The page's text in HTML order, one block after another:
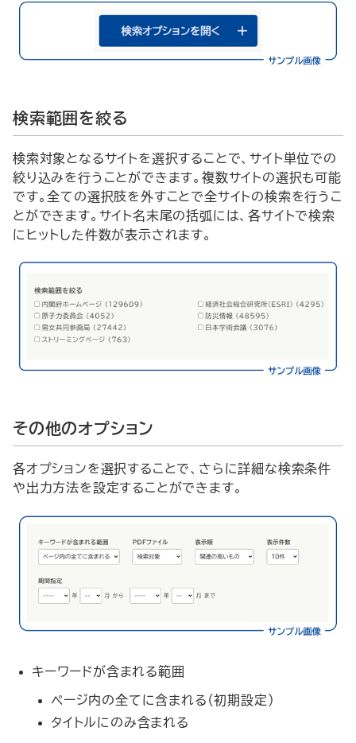
検索範囲を絞る
検索対象となるサイトを選択することで、サイト単位での
絞り込みを行うことができます。複数サイトの選択も可能
です。全ての選択肢を外すことで全サイトの検索を行うこ
とができます。サイト名末尾の括弧には、各サイトで検索
にヒットした件数が表示されます。
その他のオプション
各オプションを選択することで、さらに詳細な検索条件
や出力方法を設定することができます。
キーワードが含まれる範囲
ページ内の全てに含まれる（初期設定）
タイトルにのみ含まれる